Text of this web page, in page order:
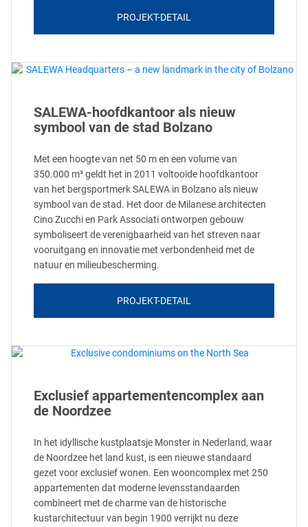
PROJEKT-DETAIL
SALEWA-hoofdkantoor als nieuw
symbool van de stad Bolzano
Met een hoogte van net 50 m en een volume van
350.000 m³ geldt het in 2011 voltooide hoofdkantoor
van het bergsportmerk SALEWA in Bolzano als nieuw
symbool van de stad. Het door de Milanese architecten
Cino Zucchi en Park Associati ontworpen gebouw
symboliseert de verenigbaarheid van het streven naar
vooruitgang en innovatie met verbondenheid met de
natuur en milieubescherming.
PROJEKT-DETAIL
Exclusief appartementencomplex aan
de Noordzee
In het idyllische kustplaatsje Monster in Nederland, waar
de Noordzee het land kust, is een nieuwe standaard
gezet voor exclusief wonen. Een wooncomplex met 250
appartementen dat moderne levensstandaarden
combineert met de charme van de historische
kustarchitectuur van begin 1900 verrijkt nu deze